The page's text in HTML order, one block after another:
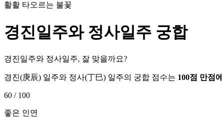
활활 타오르는 불꽃
경진일주와 정사일주 궁합
경진일주와 정사일주, 잘 맞을까요?
경진(庚辰) 일주와 정사(丁巳) 일주의 궁합 점수는 100점 만점에
60 / 100
좋은 인연